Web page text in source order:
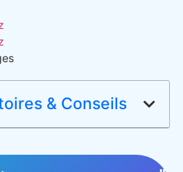
& Conseils